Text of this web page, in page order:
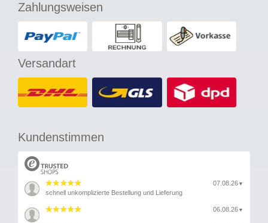
Zahlungsweisen
Versandart
Kundenstimmen
07.08.26 ▼
schnell unkomplizierte Bestellung und Lieferung
06.08.26 ▼